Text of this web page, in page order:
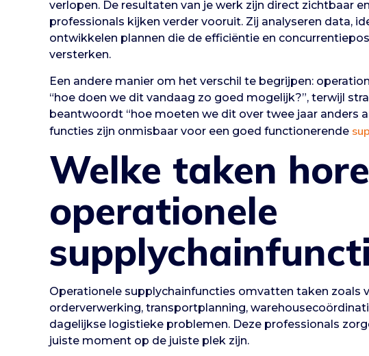
verlopen. De resultaten van je werk zijn direct zichtbaar
professionals kijken verder vooruit. Zij analyseren data,
ontwikkelen plannen die de efficiëntie en
versterken.
Een andere manier om het verschil te begrijpen:
“hoe doen we dit vandaag zo goed mogelijk?”, terwijl
beantwoordt “hoe moeten we dit over twee jaar anders
functies zijn onmisbaar voor een goed functionerende
Welke taken
operationele
Operationele supplychainfuncties omvatten taken zoals
orderverwerking, transportplanning,
dagelijkse logistieke problemen. Deze professionals
juiste moment op de juiste plek zijn.